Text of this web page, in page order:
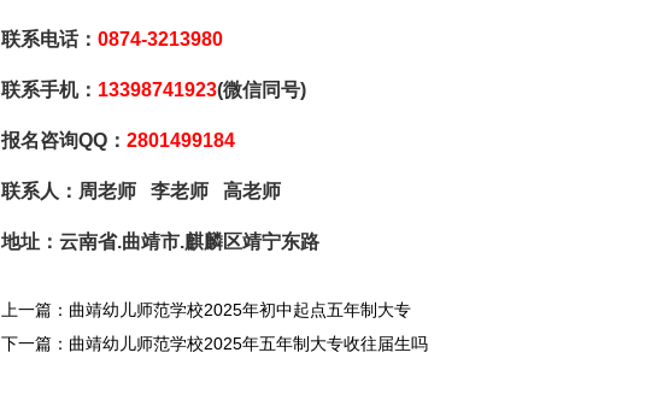
联系电话： 0874-3213980
联系手机： 13398741923(微信同号)
报名咨询QQ： 2801499184
联系人：周老师 李老师 高老师
地址：云南省.曲靖市.麒麟区靖宁东路
上一篇：曲靖幼儿师范学校2025年初中起点五年制大专
下一篇：曲靖幼儿师范学校2025年五年制大专收往届生吗